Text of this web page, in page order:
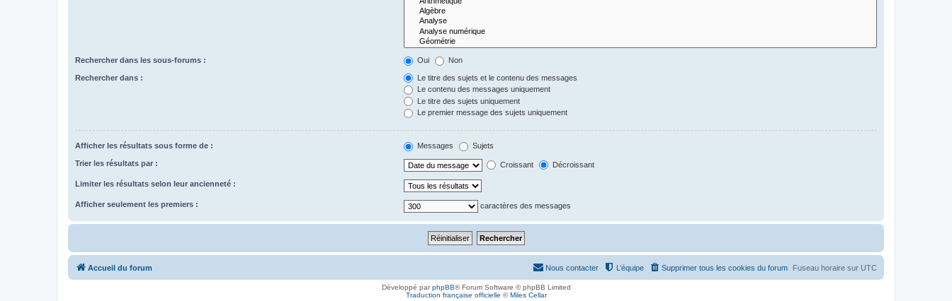
Rechercher dans les sous-forums : Oui Non
Rechercher dans :
Le titre des sujets et le contenu des messages
Le contenu des messages uniquement
Le titre des sujets uniquement
Le premier message des sujets uniquement
Afficher les résultats sous forme de : Messages Sujets
Trier les résultats par : Croissant Décroissant
Limiter les résultats selon leur ancienneté :
Afficher seulement les premiers : caractères des messages
Accueil du forum Fuseau horaire sur UTC
Supprimer tous les cookies du forum
L’équipe
Nous contacter
Développé parphpBB® Forum Software © phpBB Limited
Traduction française officielle ©Miles Cellar